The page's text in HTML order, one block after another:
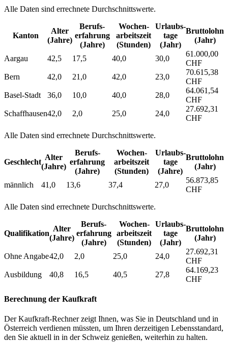
Alle Daten sind errechnete Durchschnittswerte.
Kanton
Alter
(Jahre)
Berufs­
erfahrung
(Jahre)
Wochen­
arbeitszeit
(Stunden)
Urlaubs­
tage
(Jahr)
Bruttolohn
(Jahr)
Aargau 42,5 17,5 40,0 30,0
61.000,00
CHF
Bern
42,0 21,0 42,0 23,0
70.615,38
CHF
Basel-Stadt
36,0 10,0 40,0 28,0
64.061,54
CHF
Schaffhausen42,0 2,0 25,0 24,0
27.692,31
CHF
Alle Daten sind errechnete Durchschnittswerte.
Geschlecht
Alter
(Jahre)
Berufs­
erfahrung
(Jahre)
Wochen­
arbeitszeit
(Stunden)
Urlaubs­
tage
(Jahre)
Bruttolohn
(Jahr)
männlich 41,0 13,6 37,4 27,0
56.873,85
CHF
Alle Daten sind errechnete Durchschnittswerte.
Qualifikation
Alter
(Jahre)
Berufs­
erfahrung
(Jahre)
Wochen­
arbeitszeit
(Stunden)
Urlaubs­
tage
(Jahr)
Bruttolohn
(Jahr)
Ohne Angabe42,0 2,0 25,0 24,0
27.692,31
CHF
Ausbildung
40,8 16,5 40,5 27,8
64.169,23
CHF
Berechnung der Kaufkraft
Der Kaufkraft-Rechner zeigt Ihnen, was Sie in Deutschland und in
Österreich verdienen müssten, um Ihren derzeitigen Lebensstandard,
den Sie aktuell in in der Schweiz genießen, weiterhin zu halten.